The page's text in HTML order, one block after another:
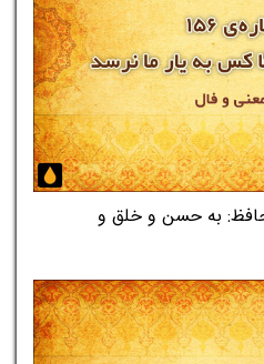
۱۵۶ دیوان حافظ: به حسن و خلق و